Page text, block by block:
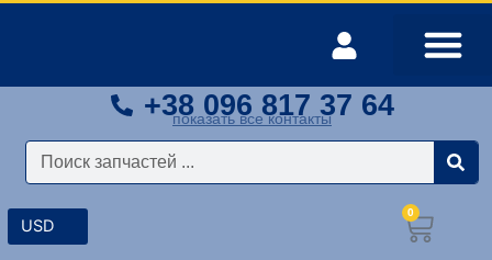
+38 096 817 37 64
показать все контакты
Поиск
0